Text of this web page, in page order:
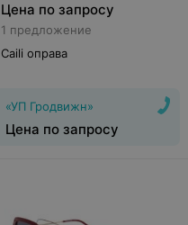
Цена по запросу
1 предложение
Caili оправа
«УП Гродвижн»
Цена по запросу